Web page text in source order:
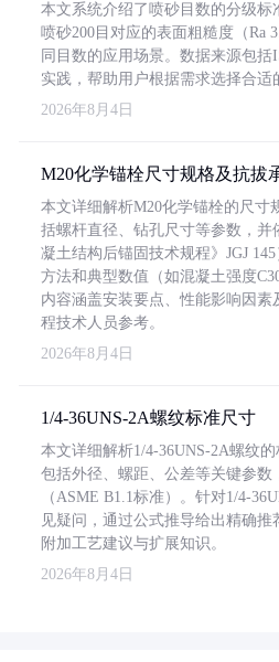
本文系统介绍了喷砂目数的分级标
喷砂200目对应的表面粗糙度（Ra
同目数的应用场景。数据来源包括
实践，帮助用户根据需求选择合适
2026年8月4日
M20化学锚栓尺寸规格及抗拔
本文详细解析M20化学锚栓的尺寸
括螺杆直径、钻孔尺寸等参数，并
凝土结构后锚固技术规程》JGJ
方法和典型数值（如混凝土强度
内容涵盖安装要点、性能影响因素
程技术人员参考。
2026年8月4日
1/4-36UNS-2A螺纹标准尺寸
本文详细解析1/4-36UNS-2A螺纹
包括外径、螺距、公差等关键参数
（ASME B1.1标准）。针对1/4-
见疑问，通过公式推导给出精确推
附加工艺建议与扩展知识。
2026年8月4日